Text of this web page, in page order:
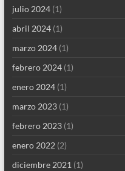
julio 2024(1)
abril 2024(1)
marzo 2024(1)
febrero 2024(1)
enero 2024(1)
marzo 2023(1)
febrero 2023(1)
enero 2022(2)
diciembre 2021 (1)